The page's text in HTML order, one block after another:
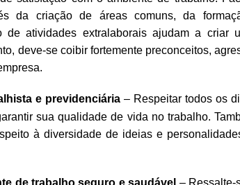
da criação de áreas comuns, da
de atividades extralaborais ajudam a criar
deve-se coibir fortemente preconceitos,
e previdenciária – Respeitar todos os
sua qualidade de vida no trabalho.
à diversidade de ideias e
de trabalho seguro e saudável – Ressalte-